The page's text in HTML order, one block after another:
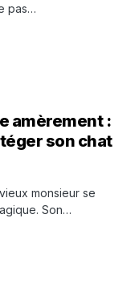
pas…
amèrement :
son chat
monsieur se
Son…